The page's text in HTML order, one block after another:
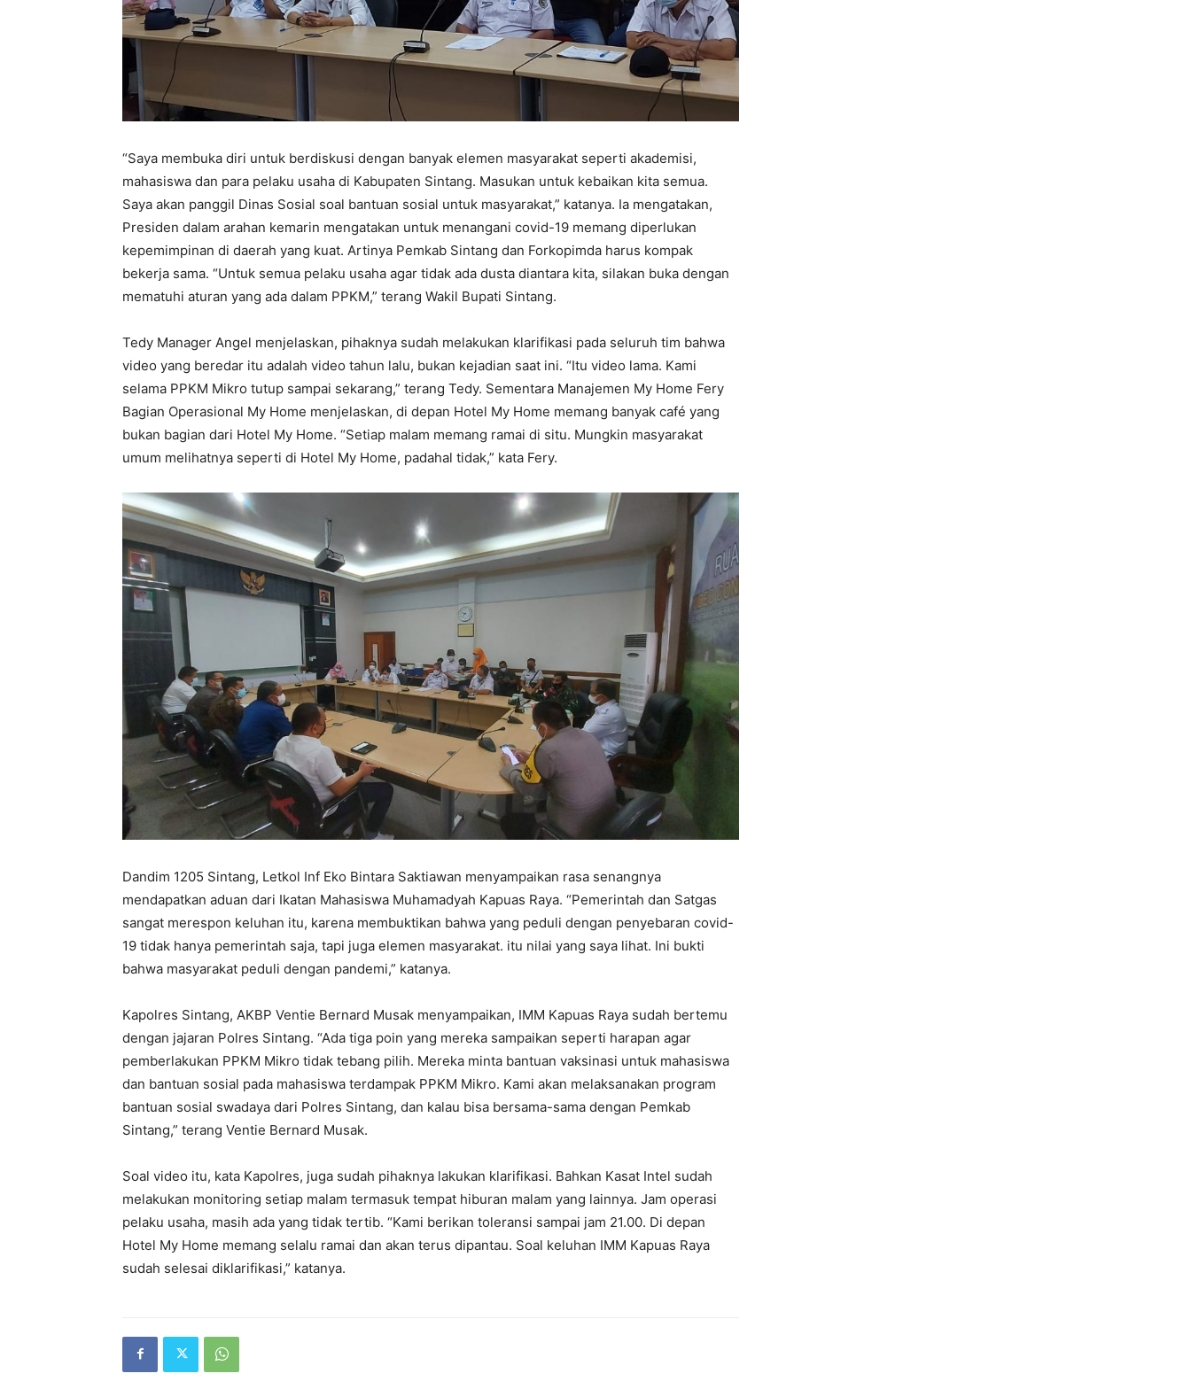
“Saya membuka diri untuk berdiskusi dengan banyak elemen masyarakat seperti akademisi,
mahasiswa dan para pelaku usaha di Kabupaten Sintang. Masukan untuk kebaikan kita semua.
Saya akan panggil Dinas Sosial soal bantuan sosial untuk masyarakat,” katanya. Ia mengatakan,
Presiden dalam arahan kemarin mengatakan untuk menangani covid-19 memang diperlukan
kepemimpinan di daerah yang kuat. Artinya Pemkab Sintang dan Forkopimda harus kompak
bekerja sama. “Untuk semua pelaku usaha agar tidak ada dusta diantara kita, silakan buka dengan
mematuhi aturan yang ada dalam PPKM,” terang Wakil Bupati Sintang.
Tedy Manager Angel menjelaskan, pihaknya sudah melakukan klarifikasi pada seluruh tim bahwa
video yang beredar itu adalah video tahun lalu, bukan kejadian saat ini. “Itu video lama. Kami
selama PPKM Mikro tutup sampai sekarang,” terang Tedy. Sementara Manajemen My Home Fery
Bagian Operasional My Home menjelaskan, di depan Hotel My Home memang banyak café yang
bukan bagian dari Hotel My Home. “Setiap malam memang ramai di situ. Mungkin masyarakat
umum melihatnya seperti di Hotel My Home, padahal tidak,” kata Fery.
Dandim 1205 Sintang, Letkol Inf Eko Bintara Saktiawan menyampaikan rasa senangnya
mendapatkan aduan dari Ikatan Mahasiswa Muhamadyah Kapuas Raya. “Pemerintah dan Satgas
sangat merespon keluhan itu, karena membuktikan bahwa yang peduli dengan penyebaran covid-
19 tidak hanya pemerintah saja, tapi juga elemen masyarakat. itu nilai yang saya lihat. Ini bukti
bahwa masyarakat peduli dengan pandemi,” katanya.
Kapolres Sintang, AKBP Ventie Bernard Musak menyampaikan, IMM Kapuas Raya sudah bertemu
dengan jajaran Polres Sintang. “Ada tiga poin yang mereka sampaikan seperti harapan agar
pemberlakukan PPKM Mikro tidak tebang pilih. Mereka minta bantuan vaksinasi untuk mahasiswa
dan bantuan sosial pada mahasiswa terdampak PPKM Mikro. Kami akan melaksanakan program
bantuan sosial swadaya dari Polres Sintang, dan kalau bisa bersama-sama dengan Pemkab
Sintang,” terang Ventie Bernard Musak.
Soal video itu, kata Kapolres, juga sudah pihaknya lakukan klarifikasi. Bahkan Kasat Intel sudah
melakukan monitoring setiap malam termasuk tempat hiburan malam yang lainnya. Jam operasi
pelaku usaha, masih ada yang tidak tertib. “Kami berikan toleransi sampai jam 21.00. Di depan
Hotel My Home memang selalu ramai dan akan terus dipantau. Soal keluhan IMM Kapuas Raya
sudah selesai diklarifikasi,” katanya.